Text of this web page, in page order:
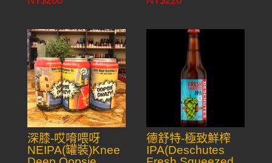
深膝-哎唷喂呀
NEIPA(罐裝)Knee
德舒特-極致鮮榨
IPA(Deschutes